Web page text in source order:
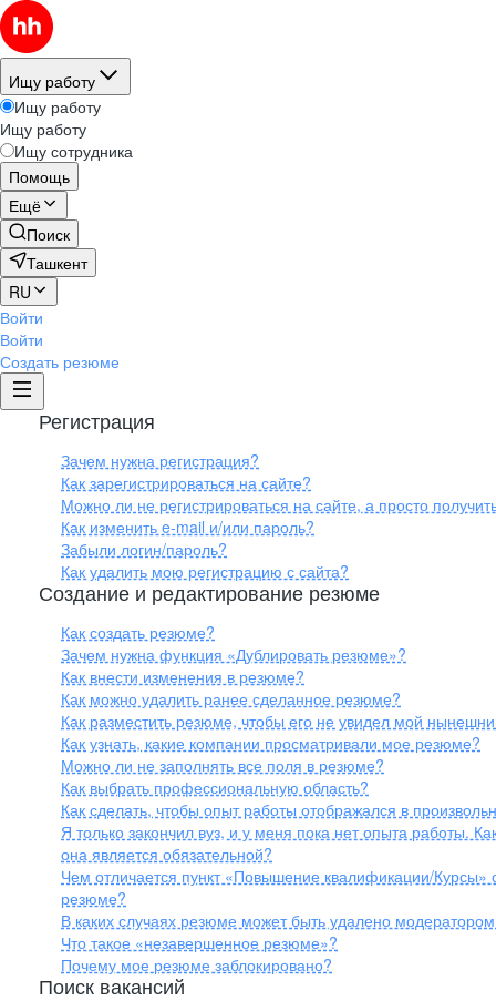
Ищу работу
Ищу работу
Ищу работу
Ищу сотрудника
Помощь
Ещё
Поиск
Ташкент
RU
Войти
Войти
Создать резюме
Регистрация
Зачем нужна регистрация?
Как зарегистрироваться на сайте?
Можно ли не регистрироваться на сайте, а просто
Как изменить e-mail и/или пароль?
Забыли логин/пароль?
Как удалить мою регистрацию с сайта?
Создание и редактирование резюме
Как создать резюме?
Зачем нужна функция «Дублировать резюме»?
Как внести изменения в резюме?
Как можно удалить ранее сделанное резюме?
Как разместить резюме, чтобы его не увидел мой
Как узнать, какие компании просматривали мое резюме?
Можно ли не заполнять все поля в резюме?
Как выбрать профессиональную область?
Как сделать, чтобы опыт работы отображался в
Я только закончил вуз, и у меня пока нет опыта работы.
она является обязательной?
Чем отличается пункт «Повышение квалификации/
резюме?
В каких случаях резюме может быть удалено
Что такое «незавершенное резюме»?
Почему мое резюме заблокировано?
Поиск вакансий